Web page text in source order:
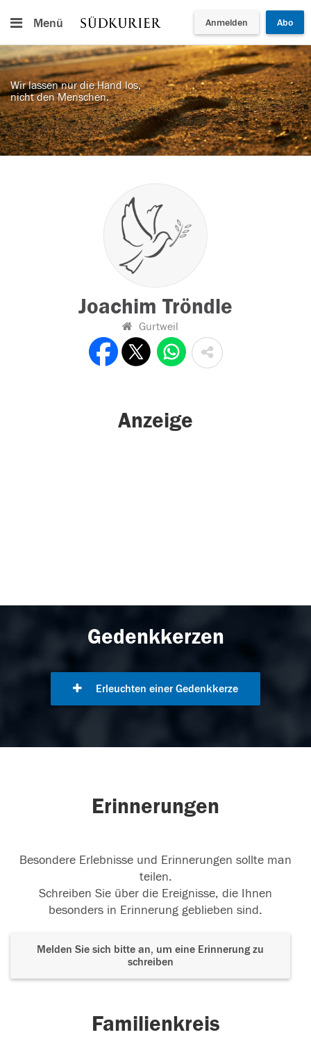
Menü Anmelden Abo
Wir lassen nur die Hand los,
nicht den Menschen.
Joachim Tröndle
Gurtweil
Anzeige
Gedenkkerzen
Erleuchten einer Gedenkkerze
Erinnerungen
Besondere Erlebnisse und Erinnerungen sollte man
teilen.
Schreiben Sie über die Ereignisse, die Ihnen
besonders in Erinnerung geblieben sind.
Melden Sie sich bitte an, um eine Erinnerung zu
schreiben
Familienkreis